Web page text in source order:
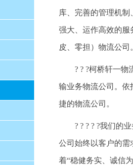
库、完善的管理机
强大、运作高效的服
皮、零担）物流公司
? ? ?柯桥轩一
输业务物流公司。依
捷的物流公司。
? ? ? ? ?我们的
公司始终以客户的需
着“稳健务实、诚信